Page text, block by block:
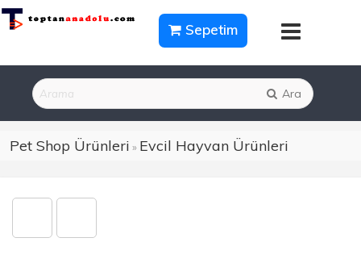
Sepetim
Ara
Pet Shop Ürünleri » Evcil Hayvan Ürünleri